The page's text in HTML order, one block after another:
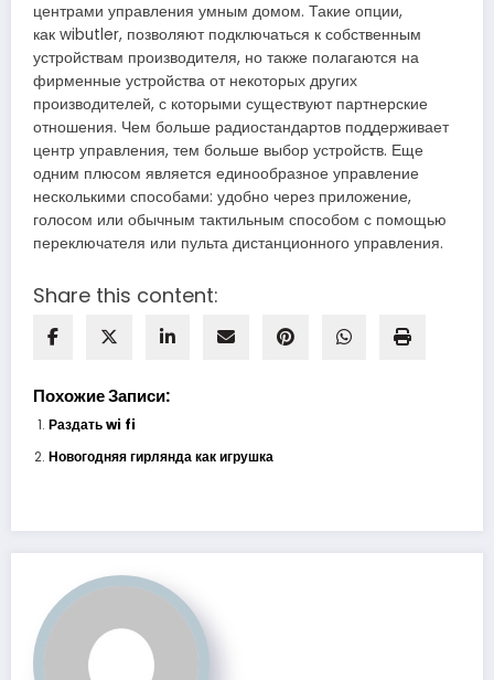
центрами управления умным домом. Такие опции,
как wibutler, позволяют подключаться к собственным
устройствам производителя, но также полагаются на
фирменные устройства от некоторых других
производителей, с которыми существуют партнерские
отношения. Чем больше радиостандартов поддерживает
центр управления, тем больше выбор устройств. Еще
одним плюсом является единообразное управление
несколькими способами: удобно через приложение,
голосом или обычным тактильным способом с помощью
переключателя или пульта дистанционного управления.
Share this content:
Похожие Записи:
Раздать wi fi
Новогодняя гирлянда как игрушка